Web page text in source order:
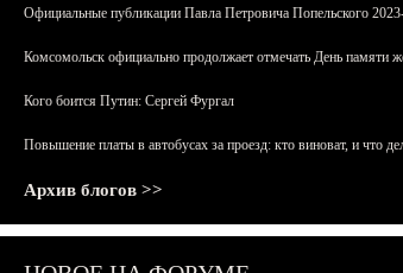
Официальные публикации Павла Петровича Попельского
Комсомольск официально продолжает отмечать День памяти
Кого боится Путин: Сергей Фургал
Повышение платы в автобусах за проезд: кто виноват, и что
Архив блогов >>